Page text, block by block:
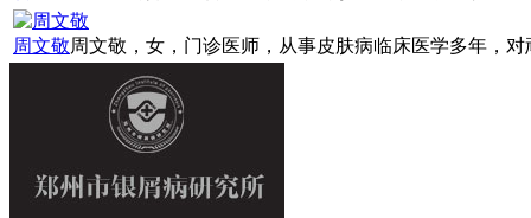
周文敬周文敬，女，门诊医师，从事皮肤病临床医学多年，对